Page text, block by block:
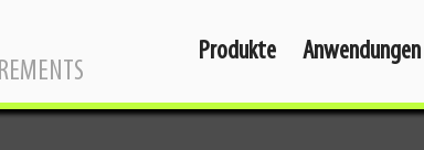
Produkte Anwendungen